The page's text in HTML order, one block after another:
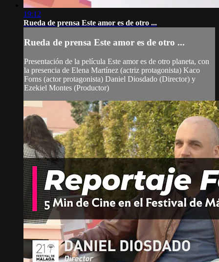
19:12
Rueda de prensa Este amor es de otro ...
Rueda de prensa Este amor es de otro ...
Presentación de la película Este amor es de otro planeta, con
la presencia de Elena Martínez (actriz protagonista) Kaco
Forns (actor protagonista) Daniel Diosdado (Director) y
Ezekiel Montes (Productor)